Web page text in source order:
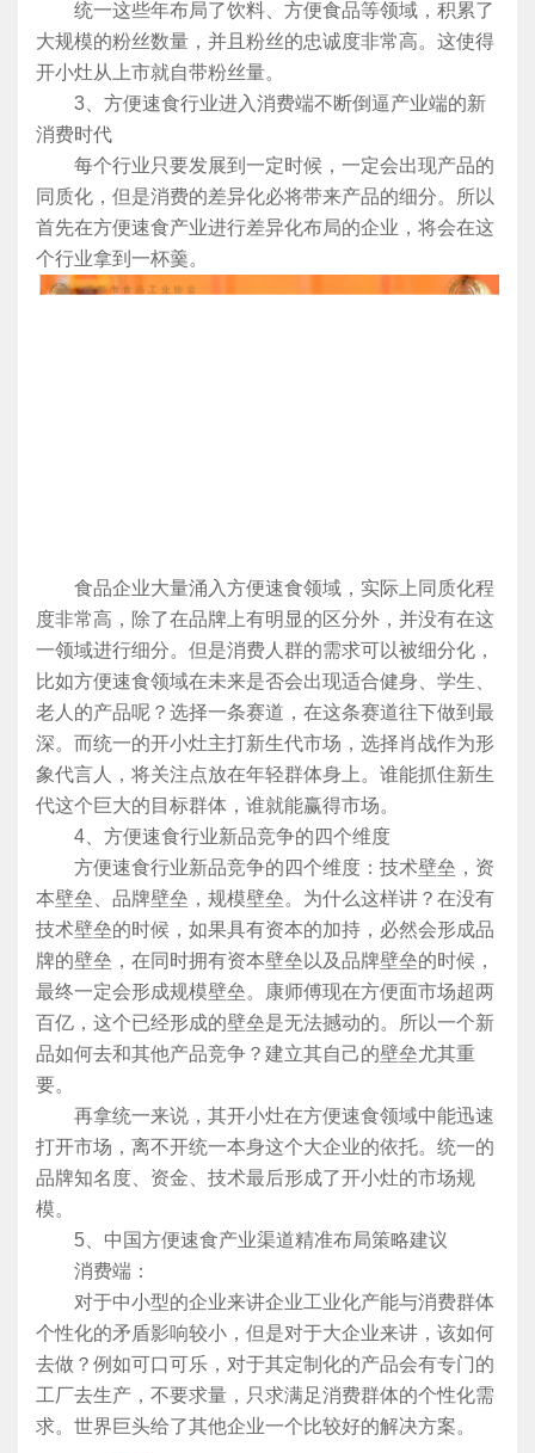
统一这些年布局了饮料、方便食品等领域，积累了
大规模的粉丝数量，并且粉丝的忠诚度非常高。这使得
开小灶从上市就自带粉丝量。
3、方便速食行业进入消费端不断倒逼产业端的新
消费时代
每个行业只要发展到一定时候，一定会出现产品的
同质化，但是消费的差异化必将带来产品的细分。所以
首先在方便速食产业进行差异化布局的企业，将会在这
个行业拿到一杯羹。
食品企业大量涌入方便速食领域，实际上同质化程
度非常高，除了在品牌上有明显的区分外，并没有在这
一领域进行细分。但是消费人群的需求可以被细分化，
比如方便速食领域在未来是否会出现适合健身、学生、
老人的产品呢？选择一条赛道，在这条赛道往下做到最
深。而统一的开小灶主打新生代市场，选择肖战作为形
象代言人，将关注点放在年轻群体身上。谁能抓住新生
代这个巨大的目标群体，谁就能赢得市场。
4、方便速食行业新品竞争的四个维度
方便速食行业新品竞争的四个维度：技术壁垒，资
本壁垒、品牌壁垒，规模壁垒。为什么这样讲？在没有
技术壁垒的时候，如果具有资本的加持，必然会形成品
牌的壁垒，在同时拥有资本壁垒以及品牌壁垒的时候，
最终一定会形成规模壁垒。康师傅现在方便面市场超两
百亿，这个已经形成的壁垒是无法撼动的。所以一个新
品如何去和其他产品竞争？建立其自己的壁垒尤其重
要。
再拿统一来说，其开小灶在方便速食领域中能迅速
打开市场，离不开统一本身这个大企业的依托。统一的
品牌知名度、资金、技术最后形成了开小灶的市场规
模。
5、中国方便速食产业渠道精准布局策略建议
消费端：
对于中小型的企业来讲企业工业化产能与消费群体
个性化的矛盾影响较小，但是对于大企业来讲，该如何
去做？例如可口可乐，对于其定制化的产品会有专门的
工厂去生产，不要求量，只求满足消费群体的个性化需
求。世界巨头给了其他企业一个比较好的解决方案。